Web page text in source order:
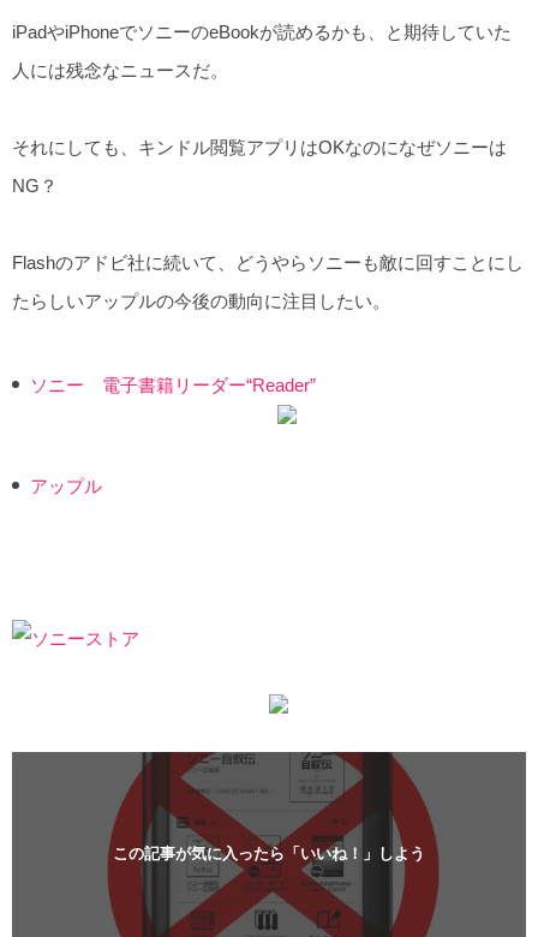
iPadやiPhoneでソニーのeBookが読めるかも、と期待していた
人には残念なニュースだ。
それにしても、キンドル閲覧アプリはOKなのになぜソニーは
NG？
Flashのアドビ社に続いて、どうやらソニーも敵に回すことにし
たらしいアップルの今後の動向に注目したい。
ソニー 電子書籍リーダー“Reader”
アップル
この記事が気に入ったら「いいね！」しよう